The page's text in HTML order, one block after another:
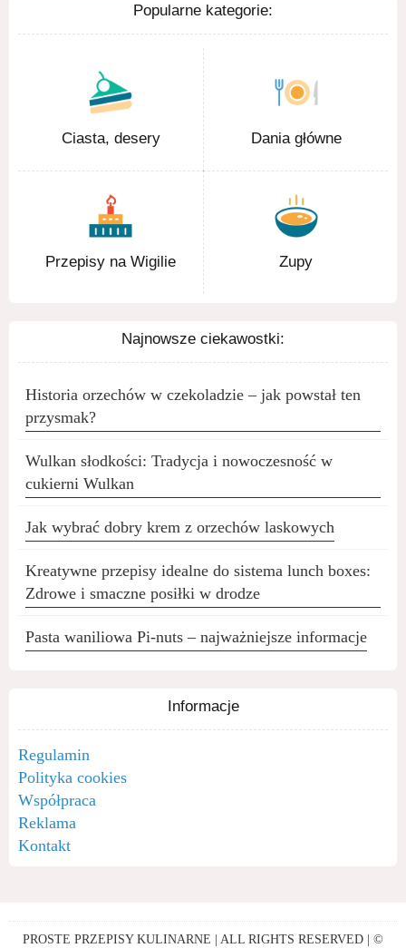
Popularne kategorie:
Ciasta, desery Dania główne
Przepisy na Wigilie Zupy
Najnowsze ciekawostki:
Historia orzechów w czekoladzie – jak powstał ten
przysmak?
Wulkan słodkości: Tradycja i nowoczesność w
cukierni Wulkan
Jak wybrać dobry krem z orzechów laskowych
Kreatywne przepisy idealne do sistema lunch boxes:
Zdrowe i smaczne posiłki w drodze
Pasta waniliowa Pi-nuts – najważniejsze informacje
Informacje
Regulamin
Polityka cookies
Współpraca
Reklama
Kontakt
PROSTE PRZEPISY KULINARNE | ALL RIGHTS RESERVED | ©